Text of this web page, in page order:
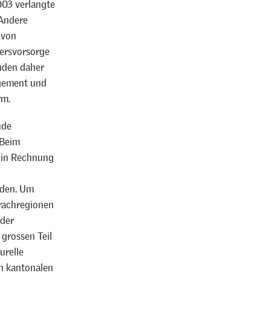
verlangte
daher
und
Rechnung
Um
Teil
kantonalen